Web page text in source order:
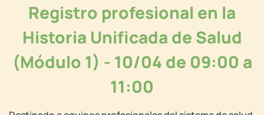
Registro profesional en la
Historia Unificada de Salud
(Módulo 1) - 10/04 de 09:00 a
11:00